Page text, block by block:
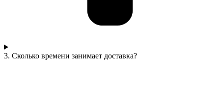
3. Сколько времени занимает доставка?